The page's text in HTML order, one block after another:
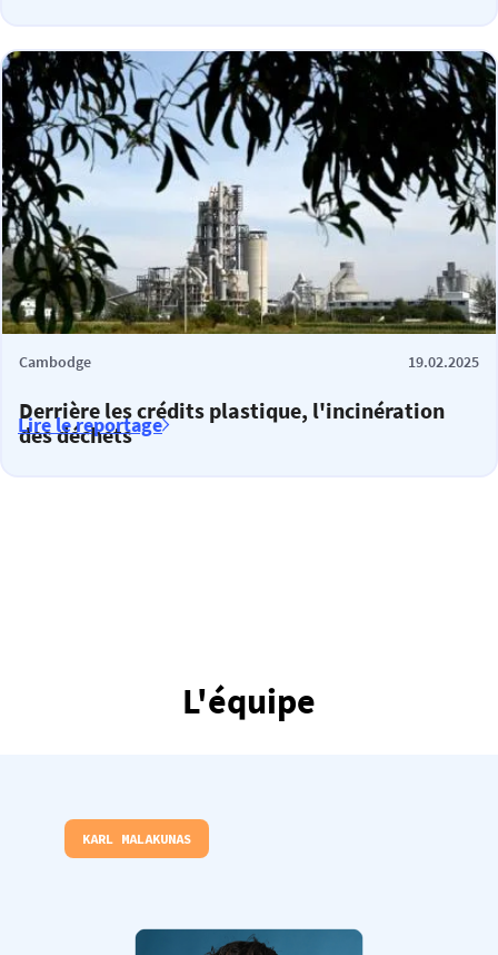
Cambodge 19.02.2025
Derrière les crédits plastique, l'incinération
des déchets
Lire le reportage
L'équipe
KARL MALAKUNAS